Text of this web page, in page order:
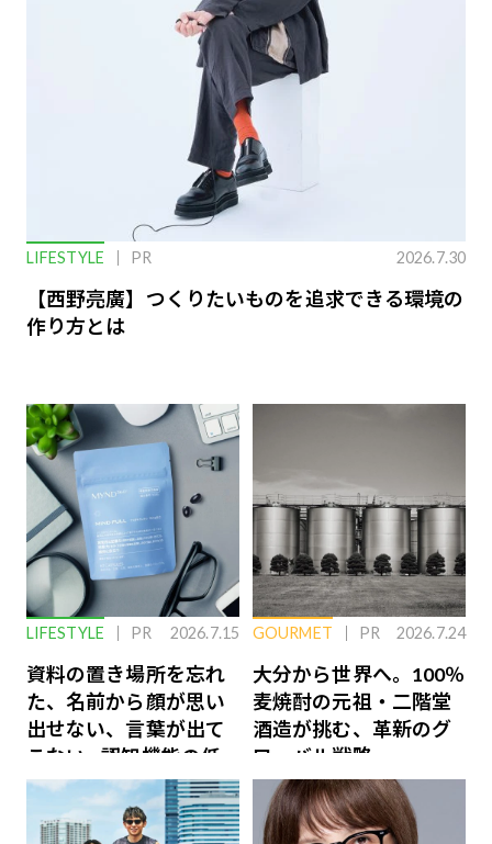
LIFESTYLE PR 2026.7.30
【西野亮廣】つくりたいものを追求できる環境の
作り方とは
LIFESTYLE PR 2026.7.15
資料の置き場所を忘れ
た、名前から顔が思い
出せない、言葉が出て
こない…認知機能の低
下を救う、脳のインナ
ーケアとは
GOURMET PR 2026.7.24
大分から世界へ。100％
麦焼酎の元祖・二階堂
酒造が挑む、革新のグ
ローバル戦略